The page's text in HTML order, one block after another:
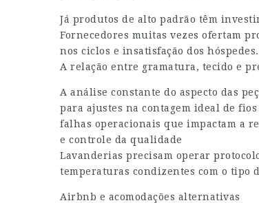
Já produtos de alto padrão têm
Fornecedores muitas vezes ofertam
nos ciclos e insatisfação dos
A relação entre gramatura, tecido e
A análise constante do aspecto das
para ajustes na contagem ideal de
falhas operacionais que impactam a
e controle da qualidade
Lavanderias precisam operar
temperaturas condizentes com o tipo
Airbnb e acomodações alternativas